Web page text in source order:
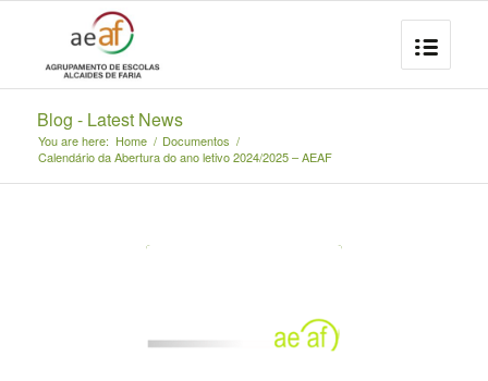
Blog - Latest News
You are here: Home / Documentos /
Calendário da Abertura do ano letivo 2024/2025 – AEAF